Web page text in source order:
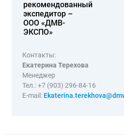
рекомендованный
экспедитор –
ООО «ДМВ-
ЭКСПО»
Контакты:
Екатерина Терехова
Менеджер
Тел.: +7 (903) 296-84-16
Е-mail: